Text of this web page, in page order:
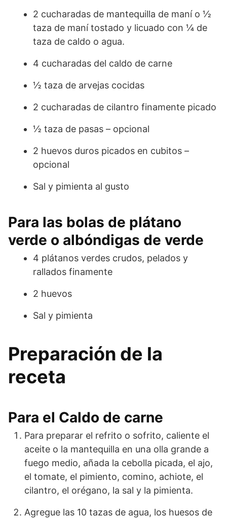
2 cucharadas de mantequilla de maní o ½
taza de maní tostado y licuado con ¼ de
taza de caldo o agua.
4 cucharadas del caldo de carne
½ taza de arvejas cocidas
2 cucharadas de cilantro finamente picado
½ taza de pasas – opcional
2 huevos duros picados en cubitos –
opcional
Sal y pimienta al gusto
Para las bolas de plátano
verde o albóndigas de verde
4 plátanos verdes crudos, pelados y
rallados finamente
2 huevos
Sal y pimienta
Preparación de la
receta
Para el Caldo de carne
Para preparar el refrito o sofrito, caliente el
aceite o la mantequilla en una olla grande a
fuego medio, añada la cebolla picada, el ajo,
el tomate, el pimiento, comino, achiote, el
cilantro, el orégano, la sal y la pimienta.
Agregue las 10 tazas de agua, los huesos de